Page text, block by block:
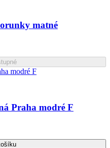
matné
Praha modré F